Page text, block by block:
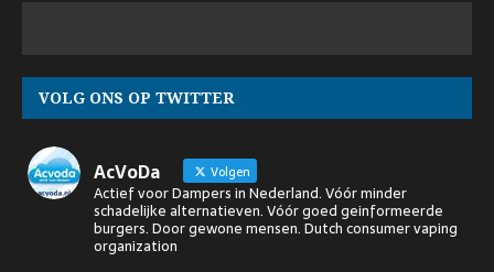
VOLG ONS OP TWITTER
AcVoDa Volgen
Actief voor Dampers in Nederland. Vóór minder
schadelijke alternatieven. Vóór goed geinformeerde
burgers. Door gewone mensen. Dutch consumer vaping
organization